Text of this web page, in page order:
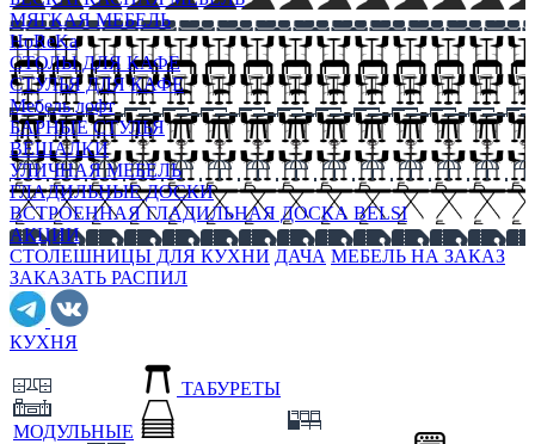
МЯГКАЯ МЕБЕЛЬ
HoReKa
СТОЛЫ ДЛЯ КАФЕ
СТУЛЬЯ ДЛЯ КАФЕ
Мебель лофт
БАРНЫЕ СТУЛЬЯ
ВЕШАЛКИ
УЛИЧНАЯ МЕБЕЛЬ
ГЛАДИЛЬНЫЕ ДОСКИ
ВСТРОЕННАЯ ГЛАДИЛЬНАЯ ДОСКА BELSI
АКЦИИ
СТОЛЕШНИЦЫ ДЛЯ КУХНИ ДАЧА МЕБЕЛЬ НА ЗАКАЗ
ЗАКАЗАТЬ РАСПИЛ
КУХНЯ
МОДУЛЬНЫЕ
ТАБУРЕТЫ